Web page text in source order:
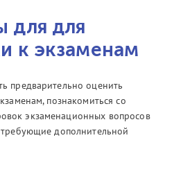
для для
к экзаменам
предварительно оценить
познакомиться со
экзаменационных вопросов
дополнительной